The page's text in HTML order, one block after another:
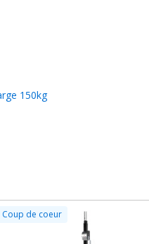
150kg
Coup de coeur